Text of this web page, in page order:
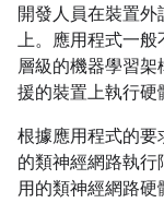
開發人員在裝置
上。應用程式一般
層級的機器學習架
援的裝置上執行硬
根據應用程式的要
的類神經網路執
用的類神經網路硬